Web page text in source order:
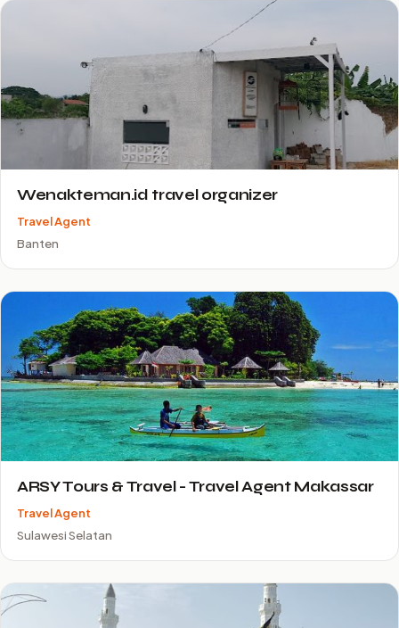
Wenakteman.id travel organizer
Travel Agent
Banten
ARSY Tours & Travel - Travel Agent Makassar
Travel Agent
Sulawesi Selatan